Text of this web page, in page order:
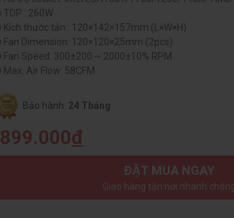
TDP : 260W
Kích thước tản : 120×142×157mm (L×W×H)
Fan Dimension: 120×120×25mm (2pcs)
Fan Speed: 300±200 ~ 2000±10% RPM
Max. Air Flow: 58CFM
Bảo hành: 24 Tháng
899.000đ
ĐẶT MUA NGAY
Giao hàng tận nơi nhanh